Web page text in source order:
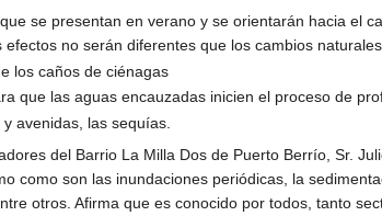
se presentan en verano y se orientarán hacia el
no serán diferentes que los cambios
los caños de ciénagas
que las aguas encauzadas inicien el proceso de
avenidas, las sequías.
del Barrio La Milla Dos de Puerto Berrío, Sr.
como son las inundaciones periódicas, la
otros. Afirma que es conocido por todos, tanto